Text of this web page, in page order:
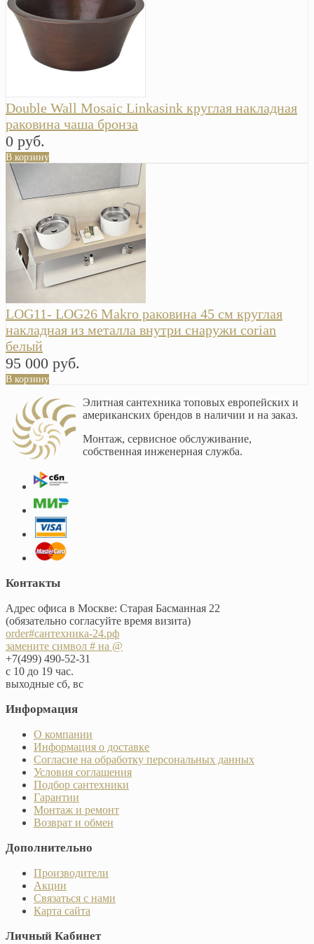
Double Wall Mosaic Linkasink круглая накладная
раковина чаша бронза
0 руб.
В корзину
LOG11- LOG26 Makro раковина 45 см круглая
накладная из металла внутри снаружи corian
белый
95 000 руб.
В корзину
Элитная сантехника топовых европейских и
американских брендов в наличии и на заказ.
Монтаж, сервисное обслуживание,
собственная инженерная служба.
Контакты
Адрес офиса в Москве: Старая Басманная 22
(обязательно согласуйте время визита)
order#сантехника-24.рф
замените символ # на @
+7(499) 490-52-31
с 10 до 19 час.
выходные сб, вс
Информация
О компании
Информация о доставке
Согласие на обработку персональных данных
Условия соглашения
Подбор сантехники
Гарантии
Монтаж и ремонт
Возврат и обмен
Дополнительно
Производители
Акции
Связаться с нами
Карта сайта
Личный Кабинет